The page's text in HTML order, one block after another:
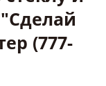
(777-